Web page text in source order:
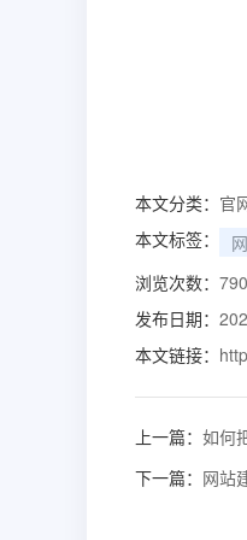
本文分类： 官
本文标签：
浏览次数： 790
发布日期：
本文链接：
上一篇： 如何
下一篇： 网站